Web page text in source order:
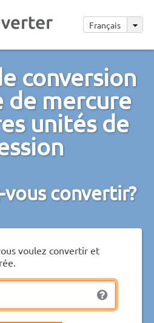
Français
conversion
de mercure
unités de
convertir?
voulez convertir et